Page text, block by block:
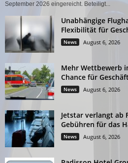
September 2026 eingereicht. Beteiligt...
Unabhängige
Flexibilität für
News August 6, 2026
Mehr Wettbewerb
Chance für
News August 6, 2026
Jetstar verlangt ab
Gebühren für das
News August 6, 2026